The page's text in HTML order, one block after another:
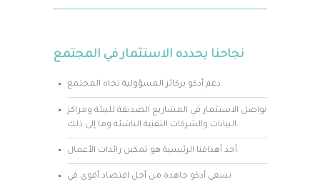
نجاحنا يحدده الاستثمار في المجتمع
دعم أدكو بركائز المسؤولية تجاه المجتمع.
نواصل الاستثمار في المشاريع الصديقة للبيئة ومراكز
البيانات والشركات التقنية الناشئة وما إلى ذلك.
أحد أهدافنا الرئيسية هو تمكين رائدات الأعمال.
تسعى أدكو جاهدة من أجل اقتصاد أقوى في